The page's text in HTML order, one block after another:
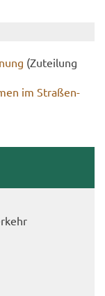
(Zu­tei­lung
im Stra­ßen­